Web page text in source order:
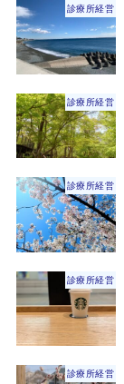
診療所経営
診療所経営
診療所経営
診療所経営
診療所経営